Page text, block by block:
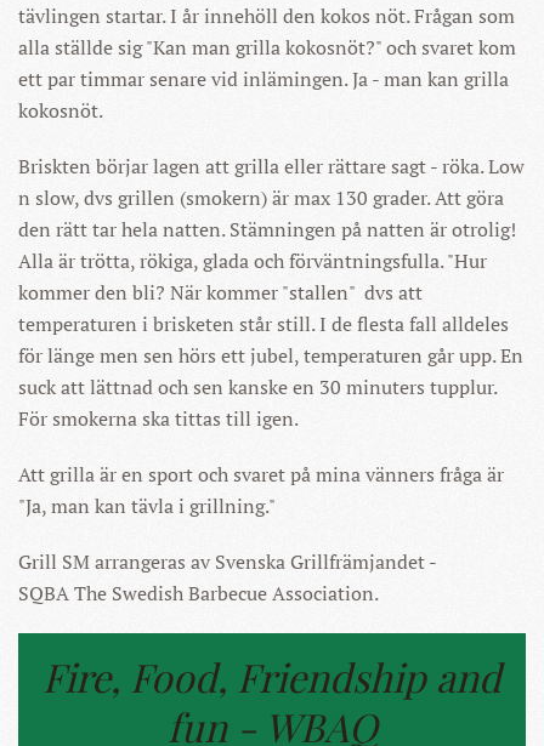
tävlingen startar. I år innehöll den kokos nöt. Frågan som
alla ställde sig "Kan man grilla kokosnöt?" och svaret kom
ett par timmar senare vid inlämingen. Ja - man kan grilla
kokosnöt.
Briskten börjar lagen att grilla eller rättare sagt - röka. Low
n slow, dvs grillen (smokern) är max 130 grader. Att göra
den rätt tar hela natten. Stämningen på natten är otrolig!
Alla är trötta, rökiga, glada och förväntningsfulla. "Hur
kommer den bli? När kommer "stallen" dvs att
temperaturen i brisketen står still. I de flesta fall alldeles
för länge men sen hörs ett jubel, temperaturen går upp. En
suck att lättnad och sen kanske en 30 minuters tupplur.
För smokerna ska tittas till igen.
Att grilla är en sport och svaret på mina vänners fråga är
"Ja, man kan tävla i grillning."
Grill SM arrangeras av Svenska Grillfrämjandet -
SQBAThe Swedish Barbecue Association.
Fire, Food, Friendship and
fun - WBAQ